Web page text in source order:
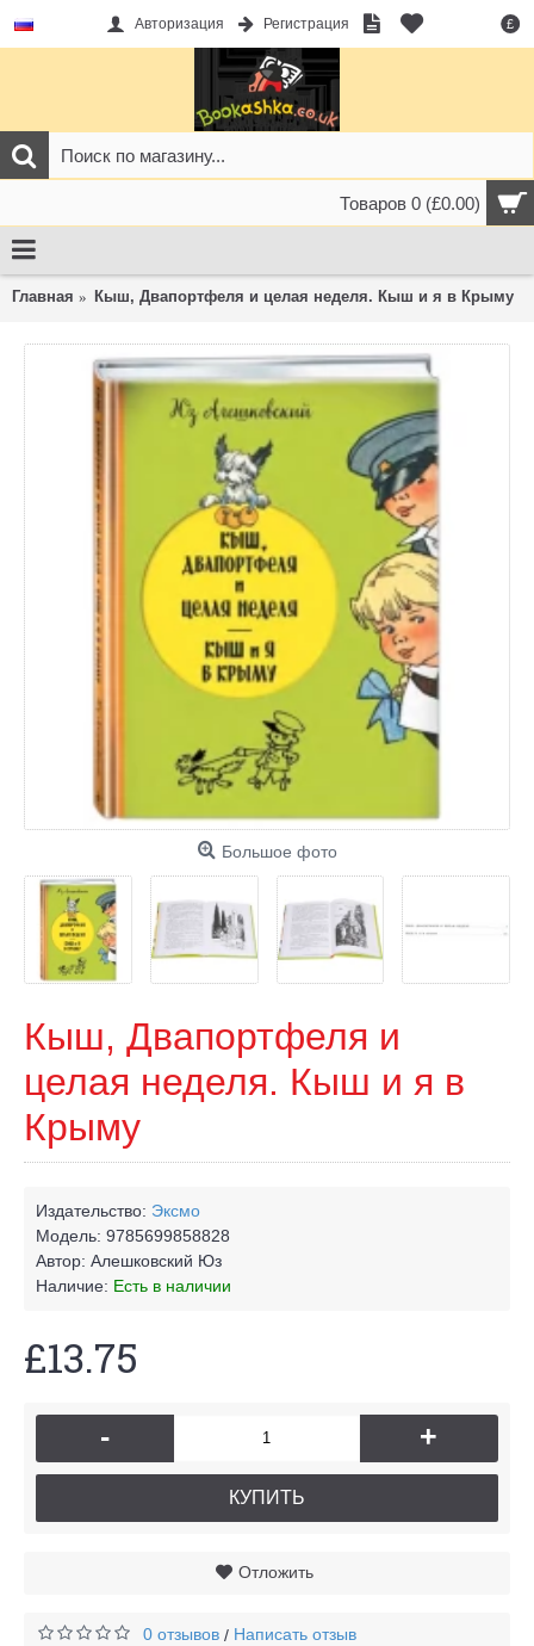
£
Авторизация Регистрация
Товаров 0 (£0.00)
Главная Кыш, Двапортфеля и целая неделя. Кыш и я в Крыму
Большое фото
Кыш, Двапортфеля и
целая неделя. Кыш и я в
Крыму
Издательство: Эксмо
Модель: 9785699858828
Автор: Алешковский Юз
Наличие: Есть в наличии
£13.75
- +
КУПИТЬ
Отложить
0 отзывов / Написать отзыв